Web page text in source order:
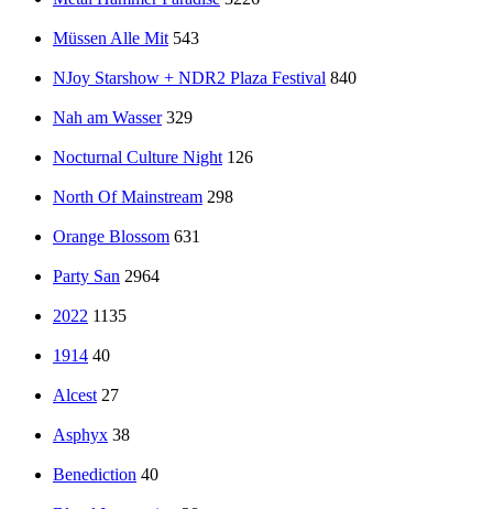
Müssen Alle Mit 543
NJoy Starshow + NDR2 Plaza Festival 840
Nah am Wasser 329
Nocturnal Culture Night 126
North Of Mainstream 298
Orange Blossom 631
Party San 2964
2022 1135
1914 40
Alcest 27
Asphyx 38
Benediction 40